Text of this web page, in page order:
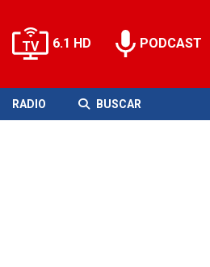
6.1 HD PODCAST
RADIO BUSCAR